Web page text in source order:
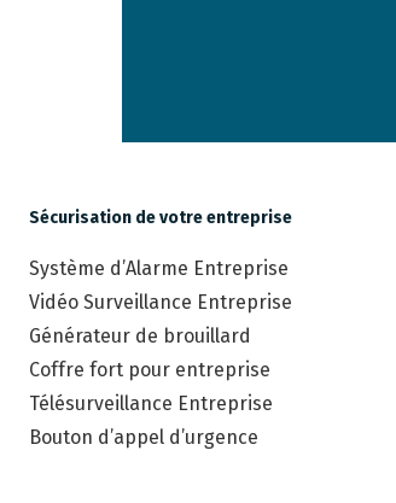
Sécurisation de votre entreprise
Système d’Alarme Entreprise
Vidéo Surveillance Entreprise
Générateur de brouillard
Coffre fort pour entreprise
Télésurveillance Entreprise
Bouton d’appel d’urgence